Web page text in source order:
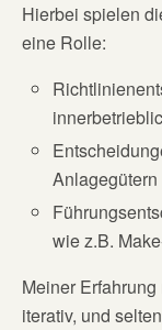
Hierbei spielen
eine Rolle:
Anlagegütern
wie z.B.
Meiner
iterativ, und